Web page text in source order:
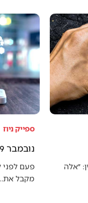
״אלה
ספייק ניוז
נובמבר 9, 2022
פעם לפני
מקבל את…